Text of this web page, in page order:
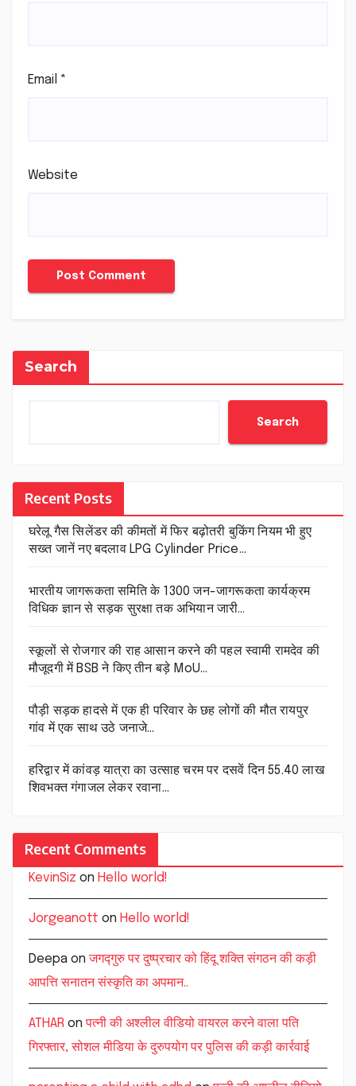
Email *
Website
Search
Search
Recent Posts
घरेलू गैस सिलेंडर की कीमतों में फिर बढ़ोतरी बुकिंग नियम भी हुए
सख्त जानें नए बदलाव LPG Cylinder Price…
भारतीय जागरूकता समिति के 1300 जन-जागरूकता कार्यक्रम
विधिक ज्ञान से सड़क सुरक्षा तक अभियान जारी…
स्कूलों से रोजगार की राह आसान करने की पहल स्वामी रामदेव की
मौजूदगी में BSB ने किए तीन बड़े MoU…
पौड़ी सड़क हादसे में एक ही परिवार के छह लोगों की मौत रायपुर
गांव में एक साथ उठे जनाजे…
हरिद्वार में कांवड़ यात्रा का उत्साह चरम पर दसवें दिन 55.40 लाख
शिवभक्त गंगाजल लेकर रवाना…
Recent Comments
KevinSiz on Hello world!
Jorgeanott on Hello world!
Deepa onजगद्गुरु पर दुष्प्रचार को हिंदू शक्ति संगठन की कड़ी
आपत्ति सनातन संस्कृति का अपमान..
ATHAR onपत्नी की अश्लील वीडियो वायरल करने वाला पति
गिरफ्तार, सोशल मीडिया के दुरुपयोग पर पुलिस की कड़ी कार्रवाई